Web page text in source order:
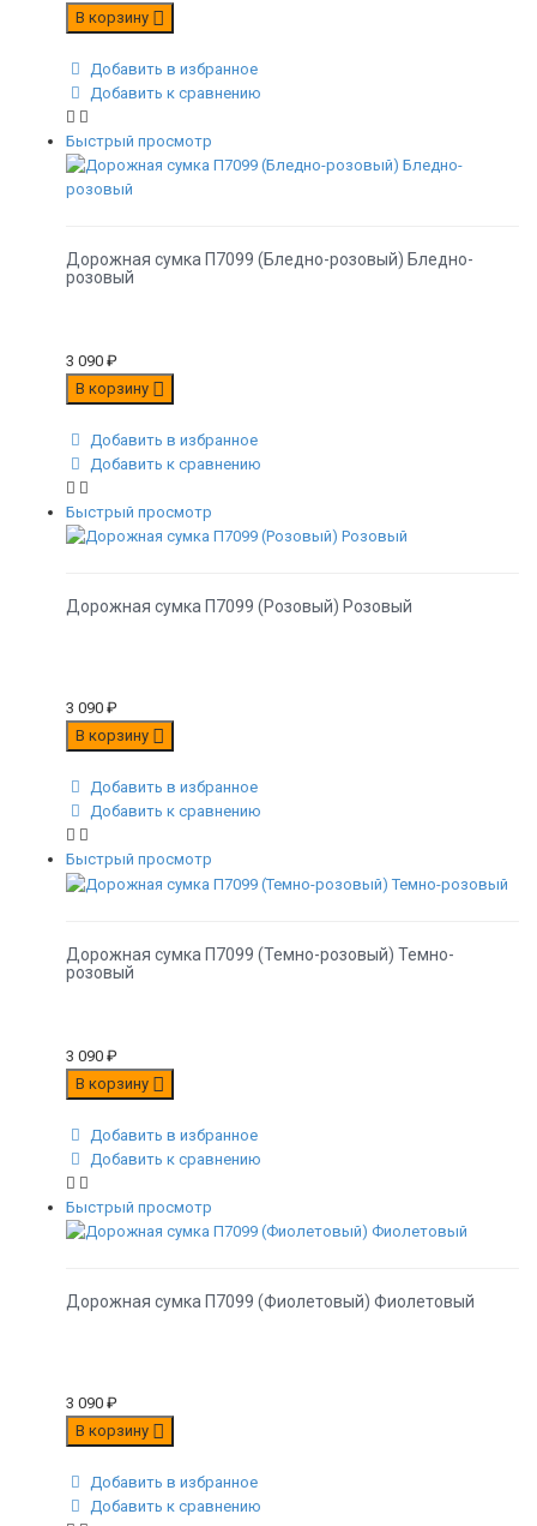
В корзину
Добавить в избранное
Добавить к сравнению
Быстрый просмотр
Дорожная сумка П7099 (Бледно-розовый) Бледно-
розовый
3 090 ₽
В корзину
Добавить в избранное
Добавить к сравнению
Быстрый просмотр
Дорожная сумка П7099 (Розовый) Розовый
3 090 ₽
В корзину
Добавить в избранное
Добавить к сравнению
Быстрый просмотр
Дорожная сумка П7099 (Темно-розовый) Темно-
розовый
3 090 ₽
В корзину
Добавить в избранное
Добавить к сравнению
Быстрый просмотр
Дорожная сумка П7099 (Фиолетовый) Фиолетовый
3 090 ₽
В корзину
Добавить в избранное
Добавить к сравнению